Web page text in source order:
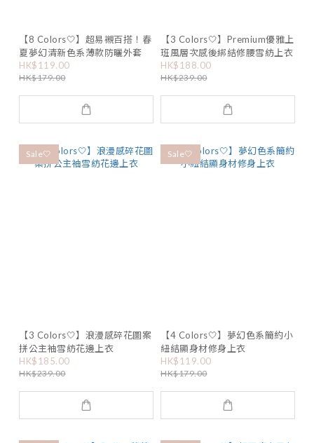
【8 Colors🤍】超易襯百搭！春
夏夢幻清新色系薄款防曬外套
HK$119.00
HK$179.00
【3 Colors🤍】Premium優雅上
班風層次感後綁結修腰雪紡上衣
HK$188.00
HK$239.00
Sale🤍
【3 Colors🤍】浪漫感碎花圖案
拼公主袖雪紡花邊上衣
HK$185.00
HK$239.00
Sale🤍
【4 Colors🤍】夢幻色系簡約小
紐結顯身材修身上衣
HK$119.00
HK$179.00